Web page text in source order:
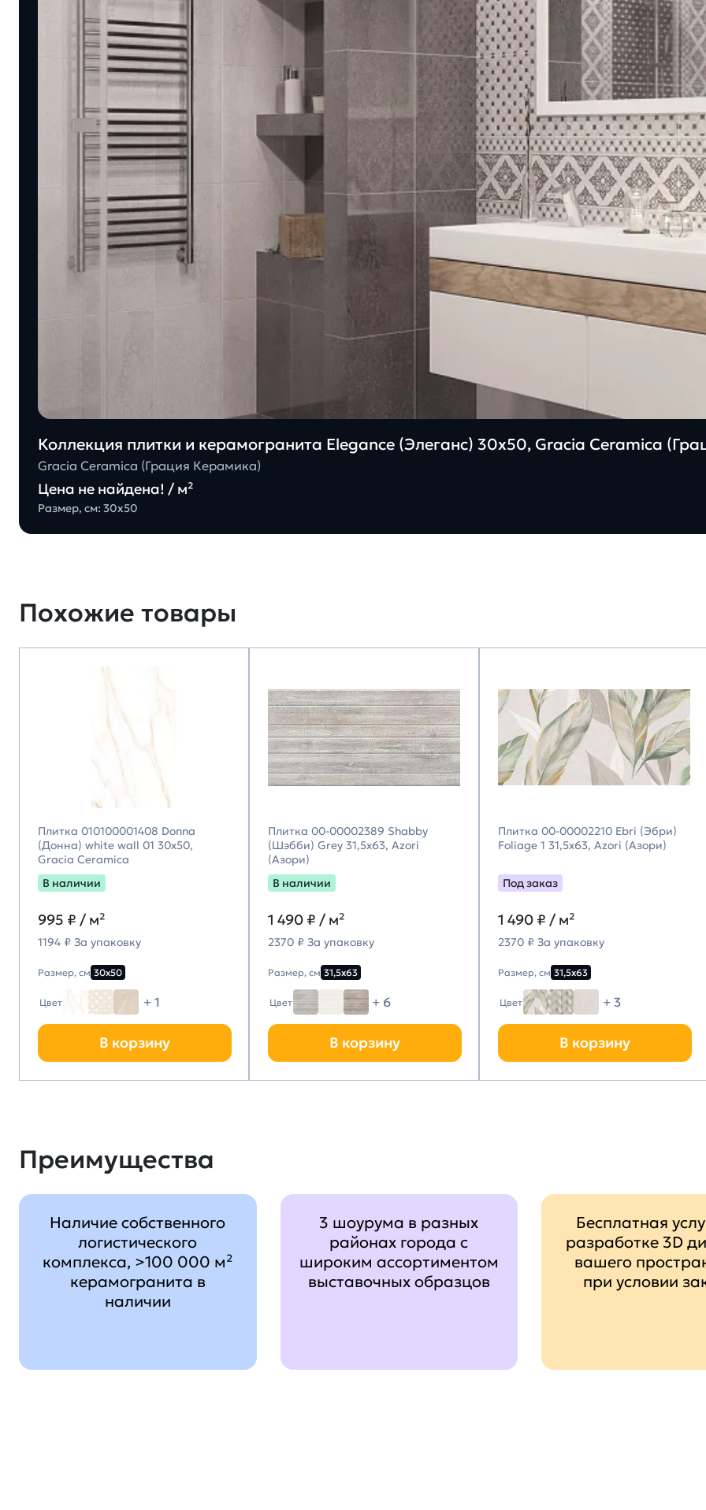
Коллекция плитки и керамогранита Elegance (Элеганс) 30х50, Gracia Ceramica
Gracia Ceramica (Грация Керамика)
Цена не найдена! / м²
Размер, см: 30х50
Похожие товары
Плитка 010100001408 Donna
(Донна) white wall 01 30х50,
Gracia Ceramica
В наличии
995 ₽ / м²
1194 ₽ За упаковку
Размер, см 30х50
Цвет + 1
В корзину
Плитка 00-00002389 Shabby
(Шэбби) Grey 31,5х63, Azori
(Азори)
В наличии
1 490 ₽ / м²
2370 ₽ За упаковку
Размер, см 31,5х63
Цвет + 6
В корзину
Плитка 00-00002210 Ebri (Эбри)
Foliage 1 31,5х63, Azori (Азори)
Под заказ
1 490 ₽ / м²
2370 ₽ За упаковку
Размер, см 31,5х63
Цвет + 3
В корзину
Преимущества
Наличие собственного
логистического
комплекса, >100 000 м²
керамогранита в
наличии
3 шоурума в разных
районах города с
широким ассортиментом
выставочных образцов
Бесплатная
разработке 3D
вашего
при условии